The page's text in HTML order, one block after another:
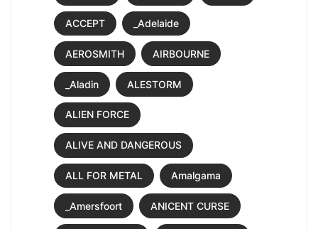
ACCEPT _Adelaide
AEROSMITH AIRBOURNE
_Aladin ALESTORM
ALIEN FORCE
ALIVE AND DANGEROUS
ALL FOR METAL Amalgama
_Amersfoort ANICENT CURSE